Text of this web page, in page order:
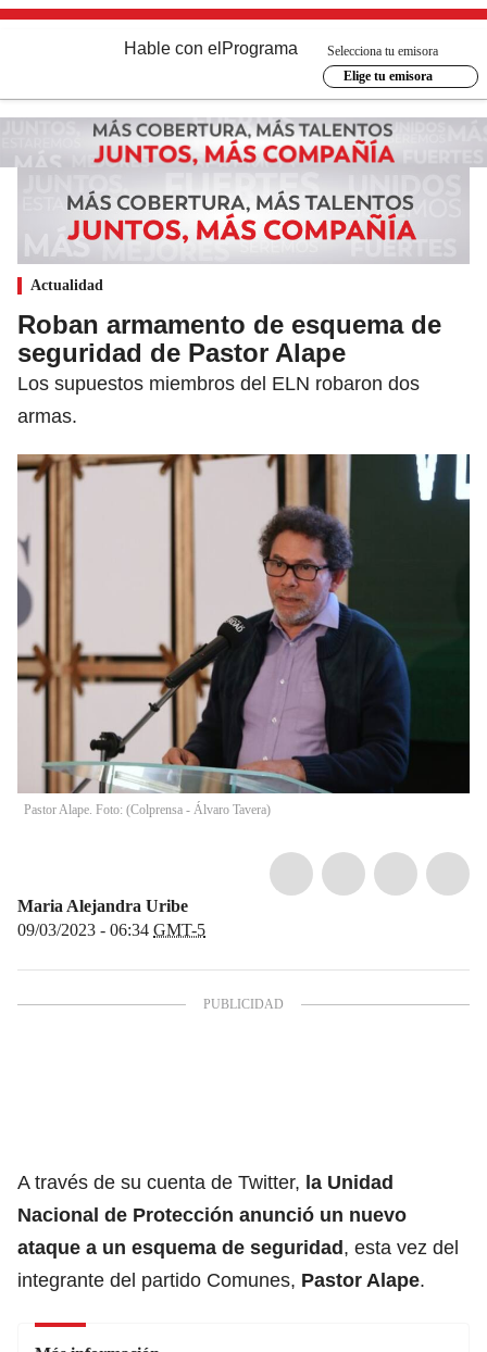
Hable con el Programa
Selecciona tu emisora
Elige tu emisora
Actualidad
Roban armamento de esquema de
seguridad de Pastor Alape
Los supuestos miembros del ELN robaron dos
armas.
Pastor Alape. Foto: (Colprensa - Álvaro Tavera)
Maria Alejandra Uribe
09/03/2023 - 06:34 GMT-5
A través de su cuenta de Twitter, la Unidad
Nacional de Protección anunció un nuevo
ataque a un esquema de seguridad, esta vez del
integrante del partido Comunes, Pastor Alape.